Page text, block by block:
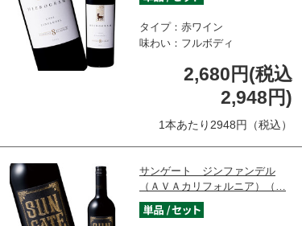
タイプ：赤ワイン
味わい：フルボディ
2,680円(税込
2,948円)
1本あたり2948円（税込）
サンゲート ジンファンデル
（ＡＶＡカリフォルニア）（…